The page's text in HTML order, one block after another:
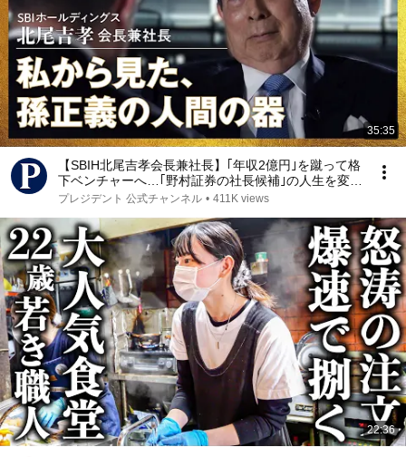
35:35
【SBIH北尾吉孝会長兼社長】｢年収2億円｣を蹴って格
下ベンチャーへ…｢野村証券の社長候補｣の人生を変え
た孫正義の異常すぎる一言【リーダーの器】
プレジデント 公式チャンネル • 411K views
22:36